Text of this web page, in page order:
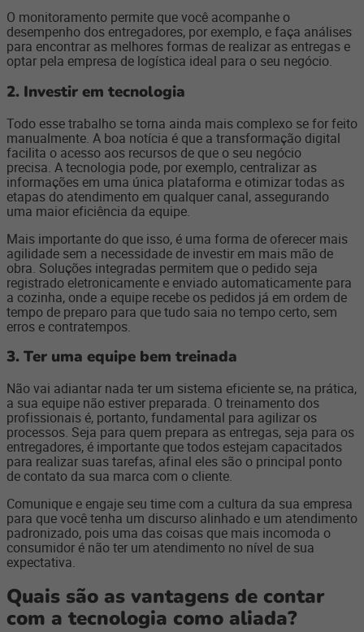
O monitoramento permite que você acompanhe o
desempenho dos entregadores, por exemplo, e faça análises
para encontrar as melhores formas de realizar as entregas e
optar pela empresa de logística ideal para o seu negócio.
2. Investir em tecnologia
Todo esse trabalho se torna ainda mais complexo se for feito
manualmente. A boa notícia é que a transformação digital
facilita o acesso aos recursos de que o seu negócio
precisa. A tecnologia pode, por exemplo, centralizar as
informações em uma única plataforma e otimizar todas as
etapas do atendimento em qualquer canal, assegurando
uma maior eficiência da equipe.
Mais importante do que isso, é uma forma de oferecer mais
agilidade sem a necessidade de investir em mais mão de
obra. Soluções integradas permitem que o pedido seja
registrado eletronicamente e enviado automaticamente para
a cozinha, onde a equipe recebe os pedidos já em ordem de
tempo de preparo para que tudo saia no tempo certo, sem
erros e contratempos.
3. Ter uma equipe bem treinada
Não vai adiantar nada ter um sistema eficiente se, na prática,
a sua equipe não estiver preparada. O treinamento dos
profissionais é, portanto, fundamental para agilizar os
processos. Seja para quem prepara as entregas, seja para os
entregadores, é importante que todos estejam capacitados
para realizar suas tarefas, afinal eles são o principal ponto
de contato da sua marca com o cliente.
Comunique e engaje seu time com a cultura da sua empresa
para que você tenha um discurso alinhado e um atendimento
padronizado, pois uma das coisas que mais incomoda o
consumidor é não ter um atendimento no nível de sua
expectativa.
Quais são as vantagens de contar
com a tecnologia como aliada?